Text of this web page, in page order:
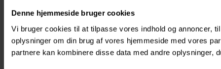
Denne hjemmeside bruger cookies
Vi bruger cookies til at tilpasse vores indhold og annoncer,
oplysninger om din brug af vores hjemmeside med vores
partnere kan kombinere disse data med andre oplysninger,